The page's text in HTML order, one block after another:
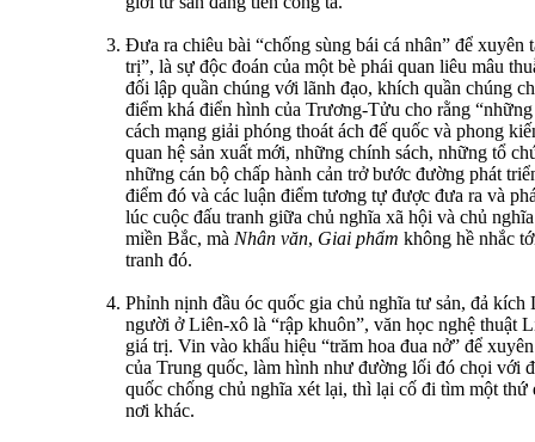
Đưa ra chiêu bài “chống sùng bái cá nhân” để xuyên
trị”, là sự độc đoán của một bè phái quan liêu mâu
đối lập quần chúng với lãnh đạo, khích quần chúng
điểm khá điển hình của Trương-Tửu cho rằng
cách mạng giải phóng thoát ách đế quốc và phong
quan hệ sản xuất mới, những chính sách, những tổ
những cán bộ chấp hành cản trở bước đường phát
điểm đó và các luận điểm tương tự được đưa ra và
lúc cuộc đấu tranh giữa chủ nghĩa xã hội và chủ
miền Bắc, mà Nhân văn, Giai phẩm không hề nhắc
tranh đó.
Phỉnh nịnh đầu óc quốc gia chủ nghĩa tư sản, đả
người ở Liên-xô là “rập khuôn”, văn học nghệ thuật
giá trị. Vin vào khẩu hiệu “trăm hoa đua nở” để
của Trung quốc, làm hình như đường lối đó chọi với
quốc chống chủ nghĩa xét lại, thì lại cố đi tìm một thứ
nơi khác.